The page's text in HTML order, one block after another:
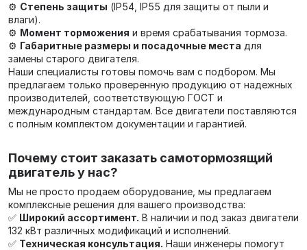
⚙️ Степень защиты (IP54, IP55 для защиты от пыли и
влаги).
⚙️ Момент торможения и время срабатывания тормоза.
⚙️ Габаритные размеры и посадочные места для
замены старого двигателя.
Наши специалисты готовы помочь вам с подбором. Мы
предлагаем только проверенную продукцию от надежных
производителей, соответствующую ГОСТ и
международным стандартам. Все двигатели поставляются
с полным комплектом документации и гарантией.
Почему стоит заказать самотормозящий
двигатель у нас?
Мы не просто продаем оборудование, мы предлагаем
комплексные решения для вашего производства:
✅ Широкий ассортимент. В наличии и под заказ двигатели
132 кВт различных модификаций и исполнений.
✅ Техническая консультация. Наши инженеры помогут